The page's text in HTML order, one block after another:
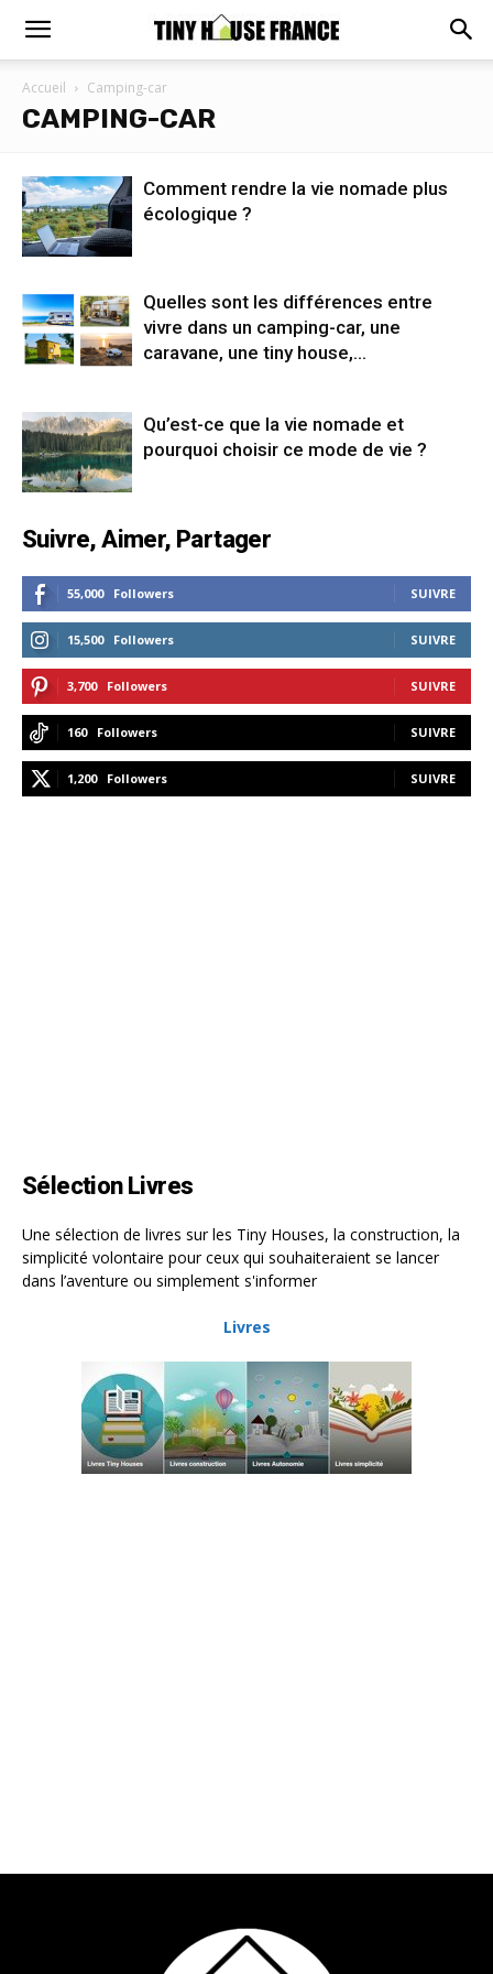
Accueil Camping-car
CAMPING-CAR
Comment rendre la vie nomade plus
écologique ?
Quelles sont les différences entre
vivre dans un camping-car, une
caravane, une tiny house,...
Qu’est-ce que la vie nomade et
pourquoi choisir ce mode de vie ?
Suivre, Aimer, Partager
55,000 Followers SUIVRE
15,500 Followers SUIVRE
3,700 Followers SUIVRE
160 Followers SUIVRE
1,200 Followers SUIVRE
Sélection Livres
Une sélection de livres sur les Tiny Houses, la construction, la
simplicité volontaire pour ceux qui souhaiteraient se lancer
dans l’aventure ou simplement s'informer
Livres